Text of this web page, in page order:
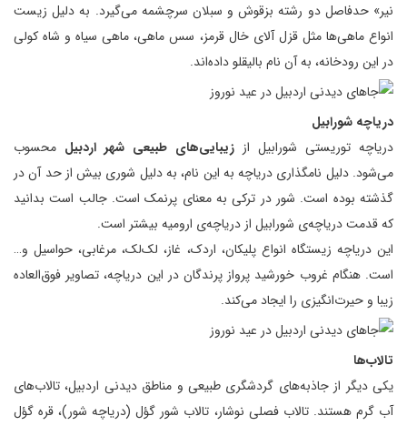
نیر» حدفاصل دو رشته بزقوش و سبلان سرچشمه می‌گیرد. به دلیل زیست
انواع ماهی‌ها مثل قزل آلای خال قرمز، سس ماهی، ماهی سیاه و شاه کولی
در این رودخانه، به آن نام بالیقلو داده‌اند.
دریاچه شورابیل
دریاچه توریستی شورابیل از زیبایی‌های طبیعی شهر اردبیل محسوب
می‌شود. دلیل نامگذاری دریاچه به این نام، به دلیل شوری بیش از حد آن در
گذشته بوده است. شور در ترکی به معنای پرنمک است. جالب است بدانید
که قدمت دریاچه‌ی شورابیل از دریاچه‌ی ارومیه بیشتر است.
این دریاچه زیستگاه انواع پلیکان، اردک، غاز، لک‌لک، مرغابی، حواسیل و…
است. هنگام غروب خورشید پرواز پرندگان در این دریاچه، تصاویر فوق‌العاده
زیبا و حیرت‌انگیزی را ایجاد می‌کند.
تالاب‌ها
یکی دیگر از جاذبه‌های گردشگری طبیعی و مناطق دیدنی اردبیل، تالاب‌های
آب گرم هستند. تالاب فصلی نوشار، تالاب شور گؤل (دریاچه شور)، قره گؤل